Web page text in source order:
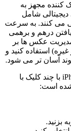
کننده مجهز به
شامل
می کنند. به سرعت
درهم و برهمی
عکس ها بر
استفاده کنید و
آسان تر می شود.
در اینجا نحوه حذف عکس های تکراری در iPhone با چند کلیک با